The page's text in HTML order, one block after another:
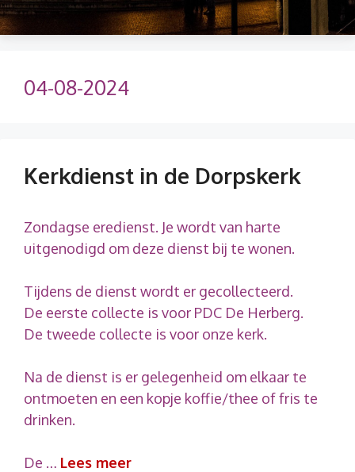
04-08-2024
Kerkdienst in de Dorpskerk
Zondagse eredienst. Je wordt van harte
uitgenodigd om deze dienst bij te wonen.
Tijdens de dienst wordt er gecollecteerd.
De eerste collecte is voor PDC De Herberg.
De tweede collecte is voor onze kerk.
Na de dienst is er gelegenheid om elkaar te
ontmoeten en een kopje koffie/thee of fris te
drinken.
De … Lees meer